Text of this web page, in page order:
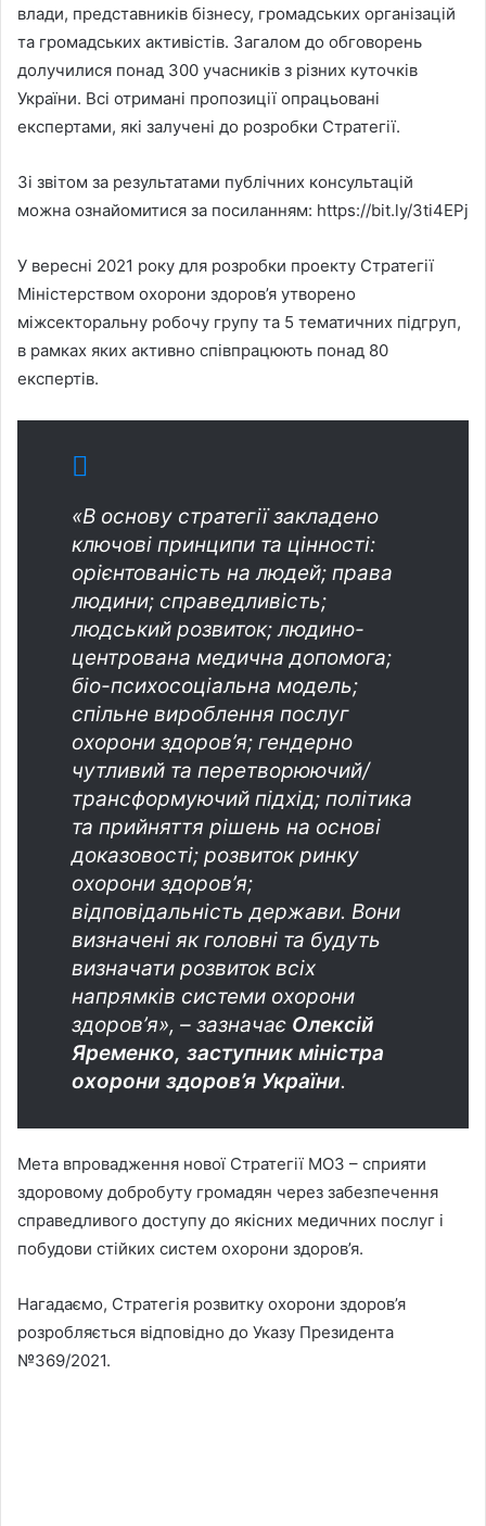
влади, представників бізнесу, громадських організацій
та громадських активістів. Загалом до обговорень
долучилися понад 300 учасників з різних куточків
України. Всі отримані пропозиції опрацьовані
експертами, які залучені до розробки Стратегії.
Зі звітом за результатами публічних консультацій
можна ознайомитися за посиланням: https://bit.ly/3ti4EPj
У вересні 2021 року для розробки проекту Стратегії
Міністерством охорони здоров’я утворено
міжсекторальну робочу групу та 5 тематичних підгруп,
в рамках яких активно співпрацюють понад 80
експертів.
«В основу стратегії закладено
ключові принципи та цінності:
орієнтованість на людей; права
людини; справедливість;
людський розвиток; людино-
центрована медична допомога;
біо-психосоціальна модель;
спільне вироблення послуг
охорони здоров’я; гендерно
чутливий та перетворюючий/
трансформуючий підхід; політика
та прийняття рішень на основі
доказовості; розвиток ринку
охорони здоров’я;
відповідальність держави. Вони
визначені як головні та будуть
визначати розвиток всіх
напрямків системи охорони
здоров’я», – зазначає Олексій
Яременко, заступник міністра
охорони здоров’я України.
Мета впровадження нової Стратегії МОЗ – сприяти
здоровому добробуту громадян через забезпечення
справедливого доступу до якісних медичних послуг і
побудови стійких систем охорони здоров’я.
Нагадаємо, Стратегія розвитку охорони здоров’я
розробляється відповідно до Указу Президента
№369/2021.